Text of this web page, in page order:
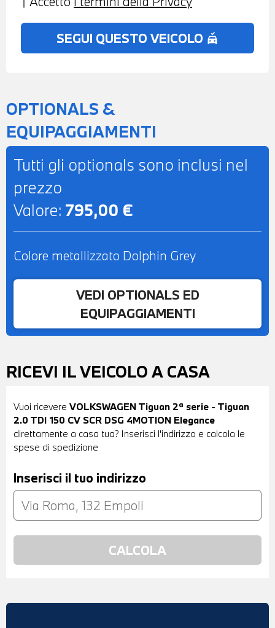
PREDISPOSIZIONE APPLE CARPLAY E
ANDROID AUTO - CHIAMATA DI
EMERGENZA INTELLIGENTE -
FINANZIAMENTO ANCHE PER L'INTERO
IMPORTO
SEGUI QUESTO VEICOLO no_crash
OPTIONALS &
EQUIPAGGIAMENTI
Tutti gli optionals sono inclusi nel
prezzo
Valore: 795,00 €
Colore metallizzato Dolphin Grey
VEDI OPTIONALS ED
EQUIPAGGIAMENTI
RICEVI IL VEICOLO A CASA
Vuoi ricevere VOLKSWAGEN Tiguan 2ª serie - Tiguan
2.0 TDI 150 CV SCR DSG 4MOTION Elegance
direttamente a casa tua? Inserisci l'indirizzo e calcola le
spese di spedizione
Inserisci il tuo indirizzo